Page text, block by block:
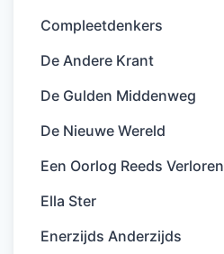
Compleetdenkers
De Andere Krant
De Gulden Middenweg
De Nieuwe Wereld
Een Oorlog Reeds Verloren
Ella Ster
Enerzijds Anderzijds